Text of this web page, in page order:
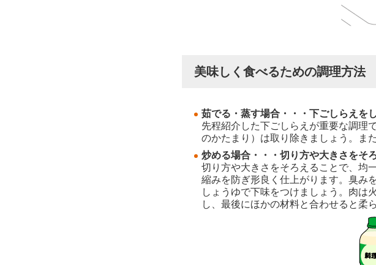
美味しく食べるための調理方法
茹でる・蒸す場合・・・下ごしらえを
先程紹介した下ごしらえが重要な調理
のかたまり）は取り除きましょう。ま
炒める場合・・・切り方や大きさをそ
切り方や大きさをそろえることで、均
縮みを防ぎ形良く仕上がります。臭み
しょうゆで下味をつけましょう。肉は
し、最後にほかの材料と合わせると柔